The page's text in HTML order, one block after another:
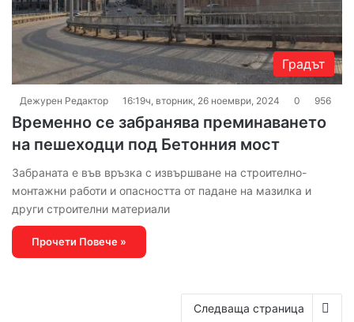
Градът
Дежурен Редактор 16:19ч, вторник, 26 ноември, 2024 0 956
Временно се забранява преминаването
на пешеходци под Бетонния мост
Забраната е във връзка с извършване на строително-
монтажни работи и опасността от падане на мазилка и
други строителни материали
Прочети Повече »
Следваща страница